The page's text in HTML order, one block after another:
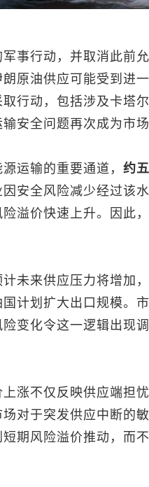
事行动，并取消此前
原油供应可能受到进
行动，包括涉及卡塔
安全问题再次成为市
运输的重要通道， 约
安全风险减少经过该
溢价快速上升。因此
未来供应压力将增加
计划扩大出口规模。
变化令这一逻辑出现
涨不仅反映供应端担
对于突发供应中断的
期风险溢价推动，而